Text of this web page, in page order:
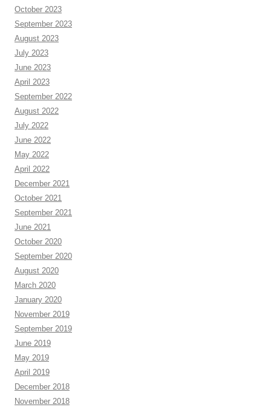
October 2023
September 2023
August 2023
July 2023
June 2023
April 2023
September 2022
August 2022
July 2022
June 2022
May 2022
April 2022
December 2021
October 2021
September 2021
June 2021
October 2020
September 2020
August 2020
March 2020
January 2020
November 2019
September 2019
June 2019
May 2019
April 2019
December 2018
November 2018